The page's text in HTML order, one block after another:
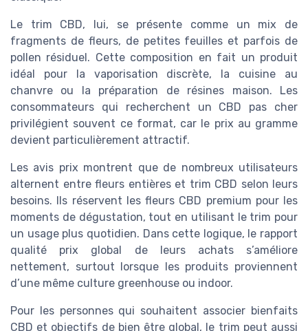
Le trim CBD, lui, se présente comme un mix de
fragments de fleurs, de petites feuilles et parfois de
pollen résiduel. Cette composition en fait un produit
idéal pour la vaporisation discrète, la cuisine au
chanvre ou la préparation de résines maison. Les
consommateurs qui recherchent un CBD pas cher
privilégient souvent ce format, car le prix au gramme
devient particulièrement attractif.
Les avis prix montrent que de nombreux utilisateurs
alternent entre fleurs entières et trim CBD selon leurs
besoins. Ils réservent les fleurs CBD premium pour les
moments de dégustation, tout en utilisant le trim pour
un usage plus quotidien. Dans cette logique, le rapport
qualité prix global de leurs achats s’améliore
nettement, surtout lorsque les produits proviennent
d’une même culture greenhouse ou indoor.
Pour les personnes qui souhaitent associer bienfaits
CBD et objectifs de bien être global, le trim peut aussi